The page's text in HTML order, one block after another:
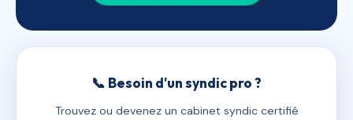
📞 Besoin d'un syndic pro ?
Trouvez ou devenez un cabinet syndic certifié